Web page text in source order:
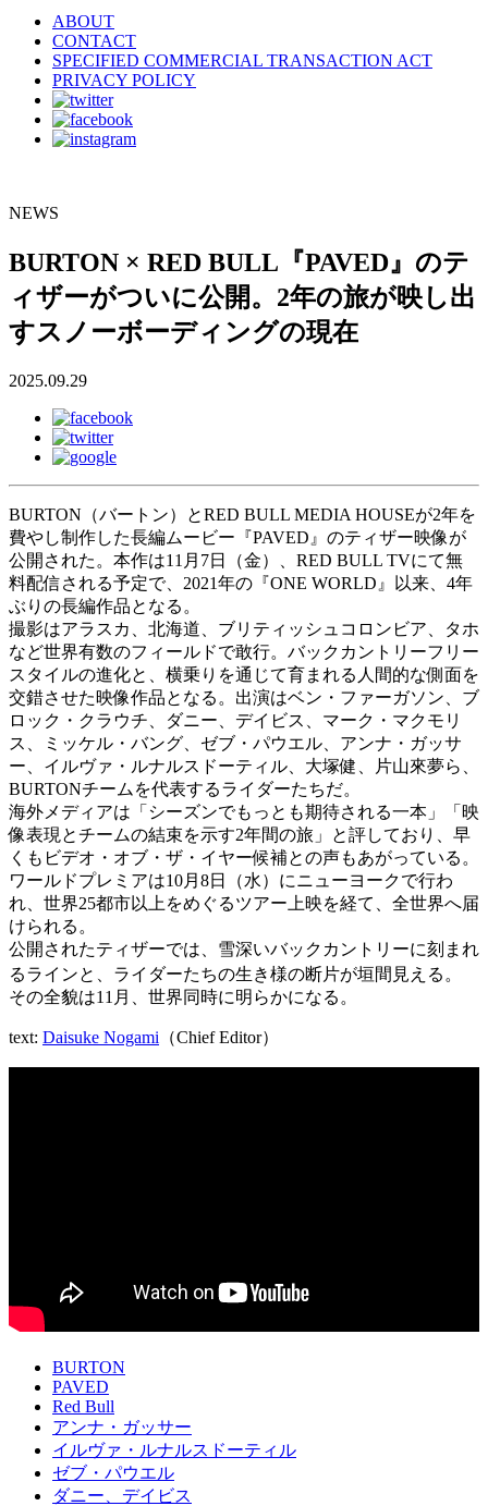
ABOUT
CONTACT
SPECIFIED COMMERCIAL TRANSACTION ACT
PRIVACY POLICY
NEWS
BURTON × RED BULL『PAVED』のテ
ィザーがついに公開。2年の旅が映し出
すスノーボーディングの現在
2025.09.29
BURTON（バートン）とRED BULL MEDIA HOUSEが2年を
費やし制作した長編ムービー『PAVED』のティザー映像が
公開された。本作は11月7日（金）、RED BULL TVにて無
料配信される予定で、2021年の『ONE WORLD』以来、4年
ぶりの長編作品となる。
撮影はアラスカ、北海道、ブリティッシュコロンビア、タホ
など世界有数のフィールドで敢行。バックカントリーフリー
スタイルの進化と、横乗りを通じて育まれる人間的な側面を
交錯させた映像作品となる。出演はベン・ファーガソン、ブ
ロック・クラウチ、ダニー、デイビス、マーク・マクモリ
ス、ミッケル・バング、ゼブ・パウエル、アンナ・ガッサ
ー、イルヴァ・ルナルスドーティル、大塚健、片山來夢ら、
BURTONチームを代表するライダーたちだ。
海外メディアは「シーズンでもっとも期待される一本」「映
像表現とチームの結束を示す2年間の旅」と評しており、早
くもビデオ・オブ・ザ・イヤー候補との声もあがっている。
ワールドプレミアは10月8日（水）にニューヨークで行わ
れ、世界25都市以上をめぐるツアー上映を経て、全世界へ届
けられる。
公開されたティザーでは、雪深いバックカントリーに刻まれ
るラインと、ライダーたちの生き様の断片が垣間見える。
その全貌は11月、世界同時に明らかになる。
text: Daisuke Nogami （Chief Editor）
BURTON
PAVED
Red Bull
アンナ・ガッサー
イルヴァ・ルナルスドーティル
ゼブ・パウエル
ダニー、デイビス